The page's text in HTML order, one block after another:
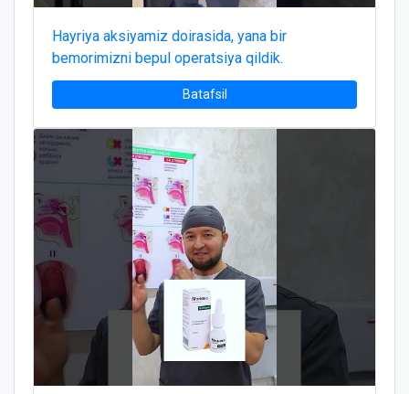
Hayriya aksiyamiz doirasida, yana bir
bemorimizni bepul operatsiya qildik.
Batafsil